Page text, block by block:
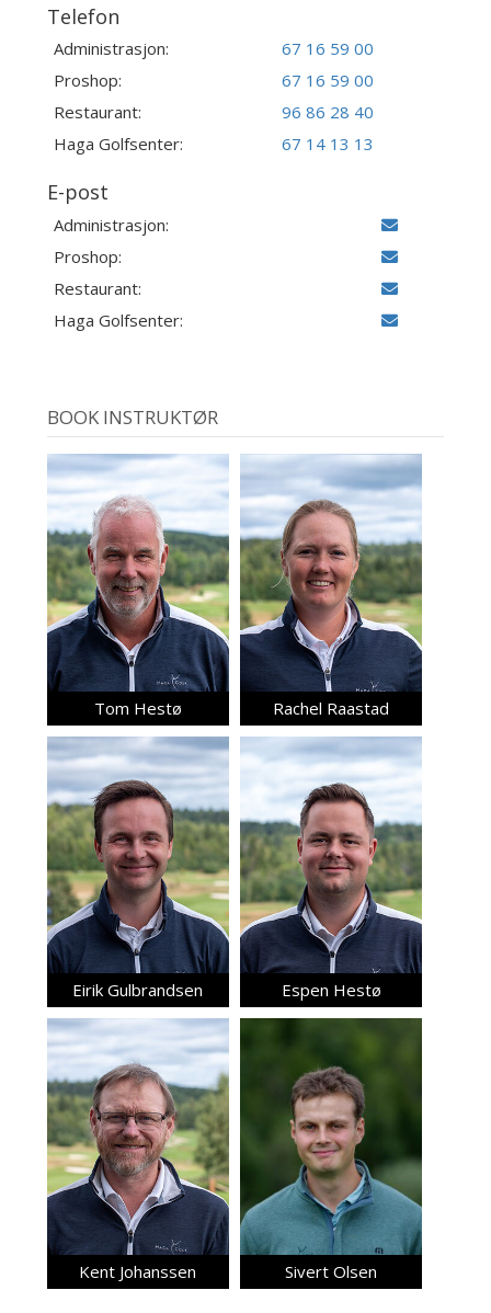
Telefon
Administrasjon:
67 16 59 00
Proshop:
67 16 59 00
Restaurant:
96 86 28 40
Haga Golfsenter:
67 14 13 13
E-post
Administrasjon:
Proshop:
Restaurant:
Haga Golfsenter:
BOOK INSTRUKTØR
Tom Hestø Rachel Raastad
Eirik Gulbrandsen Espen Hestø
Kent Johanssen Sivert Olsen